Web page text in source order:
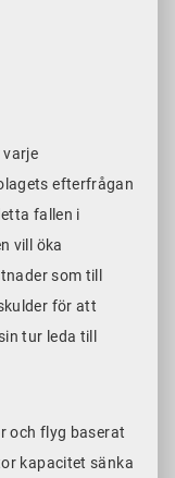
varje
efterfrågan
fallen i
vill öka
som till
för att
tur leda till
och flyg baserat
kapacitet sänka